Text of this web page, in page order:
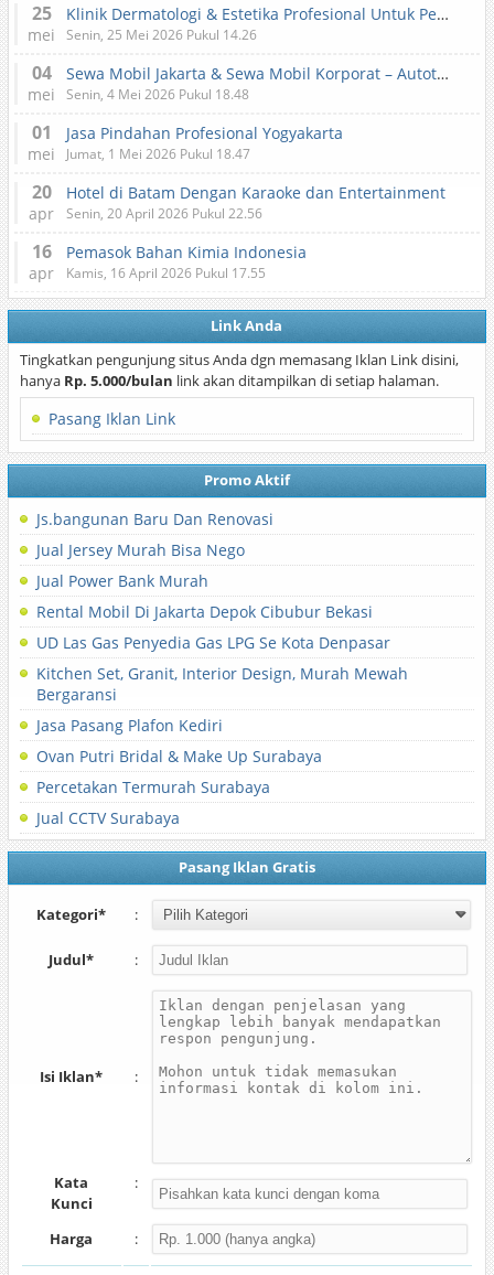
25
mei
Klinik Dermatologi & Estetika Profesional Untuk Perawatan Kulit dan Kecantikan
Senin, 25 Mei 2026 Pukul 14.26
04
mei
Sewa Mobil Jakarta & Sewa Mobil Korporat – Autotranz Indonesia
Senin, 4 Mei 2026 Pukul 18.48
01
mei
Jasa Pindahan Profesional Yogyakarta
Jumat, 1 Mei 2026 Pukul 18.47
20
apr
Hotel di Batam Dengan Karaoke dan Entertainment
Senin, 20 April 2026 Pukul 22.56
16
apr
Pemasok Bahan Kimia Indonesia
Kamis, 16 April 2026 Pukul 17.55
Link Anda
Tingkatkan pengunjung situs Anda dgn memasang Iklan Link disini,
hanya Rp. 5.000/bulan link akan ditampilkan di setiap halaman.
Pasang Iklan Link
Promo Aktif
Js.bangunan Baru Dan Renovasi
Jual Jersey Murah Bisa Nego
Jual Power Bank Murah
Rental Mobil Di Jakarta Depok Cibubur Bekasi
UD Las Gas Penyedia Gas LPG Se Kota Denpasar
Kitchen Set, Granit, Interior Design, Murah Mewah
Bergaransi
Jasa Pasang Plafon Kediri
Ovan Putri Bridal & Make Up Surabaya
Percetakan Termurah Surabaya
Jual CCTV Surabaya
Pasang Iklan Gratis
Kategori* :
Judul* :
Isi Iklan* :
Kata
Kunci
:
Harga :